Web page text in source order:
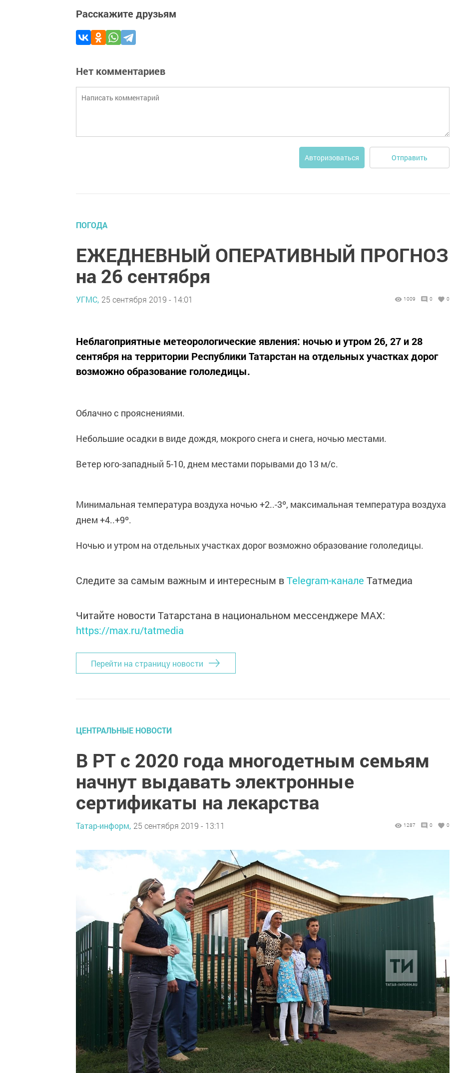
Расскажите друзьям
Нет комментариев
Авторизоваться Отправить
ПОГОДА
ЕЖЕДНЕВНЫЙ ОПЕРАТИВНЫЙ ПРОГНОЗ
на 26 сентября
УГМС, 25 сентября 2019 - 14:01 1009 0 0
Неблагоприятные метеорологические явления: ночью и утром 26, 27 и 28
сентября на территории Республики Татарстан на отдельных участках дорог
возможно образование гололедицы.
Облачно с прояснениями.
Небольшие осадки в виде дождя, мокрого снега и снега, ночью местами.
Ветер юго-западный 5-10, днем местами порывами до 13 м/с.
Минимальная температура воздуха ночью +2..-3º, максимальная температура воздуха
днем +4..+9º.
Ночью и утром на отдельных участках дорог возможно образование гололедицы.
Следите за самым важным и интересным вTelegram-канале Татмедиа
Читайте новости Татарстана в национальном мессенджере MАХ:
https://max.ru/tatmedia
Перейти на страницу новости
ЦЕНТРАЛЬНЫЕ НОВОСТИ
В РТ с 2020 года многодетным семьям
начнут выдавать электронные
сертификаты на лекарства
Татар-информ, 25 сентября 2019 - 13:11 1287 0 0